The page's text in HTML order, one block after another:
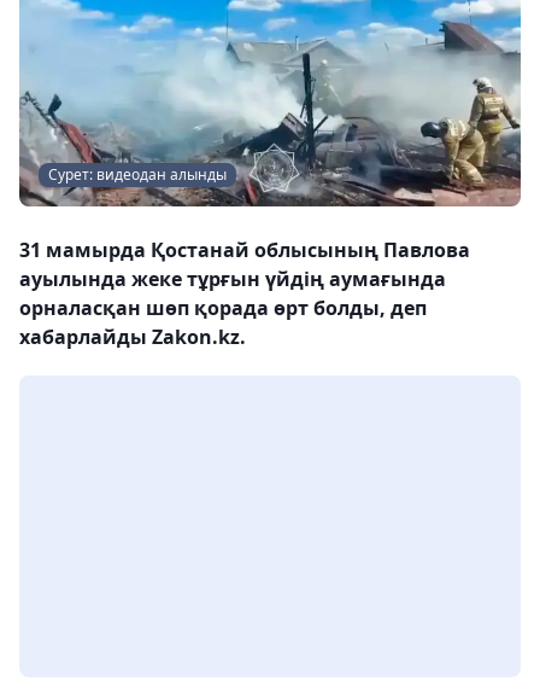
Сурет: видеодан алынды
31 мамырда Қостанай облысының Павлова
ауылында жеке тұрғын үйдің аумағында
орналасқан шөп қорада өрт болды, деп
хабарлайды Zakon.kz.